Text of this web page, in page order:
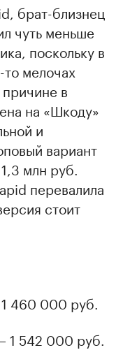
брат-близнец
чуть меньше
поскольку в
то мелочах
в
на «Шкоду»
и
вариант
млн руб.
перевалила
стоит
460 000 руб.
1 542 000 руб.